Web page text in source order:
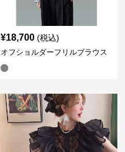
¥18,700 (税込)
オフショルダーフリルブラウス